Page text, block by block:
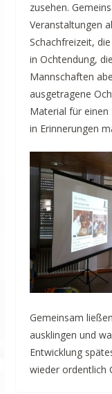
zusehen.
Veranstaltungen
Schachfreizeit,
in Ochtendung,
Mannschaften
ausgetragene
Material für einen
in Erinnerungen
Gemeinsam
ausklingen und
Entwicklung
wieder ordentlich